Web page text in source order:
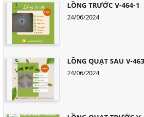
LỒNG TRƯỚC V-464-1
24/06/2024
LỒNG QUẠT SAU V-463
24/06/2024